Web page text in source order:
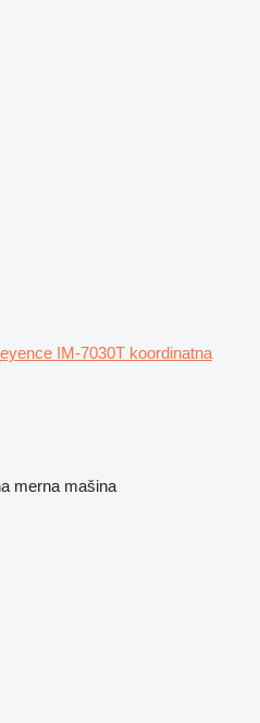
IM-7030T koordinatna
merna mašina